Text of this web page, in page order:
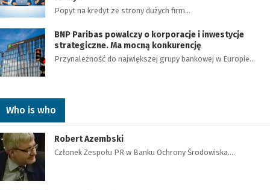
Popyt na kredyt ze strony dużych firm…
BNP Paribas powalczy o korporacje i inwestycje
strategiczne. Ma mocną konkurencję
Przynależność do największej grupy bankowej w Europie…
Who is who
Robert Azembski
Członek Zespołu PR w Banku Ochrony Środowiska.…